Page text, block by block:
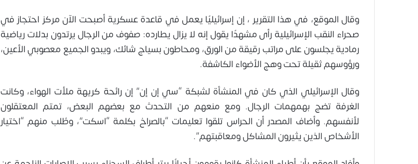
وقال الموقع، في هذا التقرير ، إن إسرائيليًا يعمل في قاعدة عسكرية أصبحت الآن مركز احتجاز في
صحراء النقب الإسرائيلية رأى مشهدًا يقول إنه لا يزال يطارده: صفوف من الرجال يرتدون بدلات رياضية
رمادية يجلسون على مراتب رقيقة من الورق، ومحاطون بسياج شائك، ويبدو الجميع معصوبي الأعين،
ورؤوسهم ثقيلة تحت وهج الأضواء الكاشفة.
وقال الإسرائيلي الذي كان في المنشأة لشبكة “سي إن إن” إن رائحة كريهة ملأت الهواء، وكانت
الغرفة تضج بهمهمات الرجال. ومع منعهم من التحدث مع بعضهم البعض، تمتم المعتقلون
لأنفسهم. وأضاف المصدر أن الحراس تلقوا تعليمات “بالصراخ بكلمة “اسكت”، وطُلب منهم “اختيار
الأشخاص الذين يثيرون المشاكل ومعاقبتهم”.